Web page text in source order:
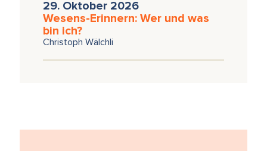
29. Oktober 2026
Wesens-Erinnern: Wer und was
bin ich?
Christoph Wälchli